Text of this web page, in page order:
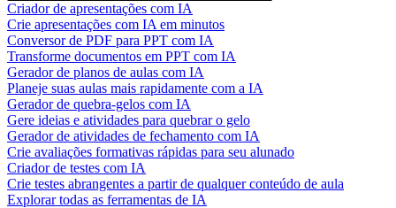
Criador de apresentações com IA
Crie apresentações com IA em minutos
Conversor de PDF para PPT com IA
Transforme documentos em PPT com IA
Gerador de planos de aulas com IA
Planeje suas aulas mais rapidamente com a IA
Gerador de quebra-gelos com IA
Gere ideias e atividades para quebrar o gelo
Gerador de atividades de fechamento com IA
Crie avaliações formativas rápidas para seu alunado
Criador de testes com IA
Crie testes abrangentes a partir de qualquer conteúdo de aula
Explorar todas as ferramentas de IA